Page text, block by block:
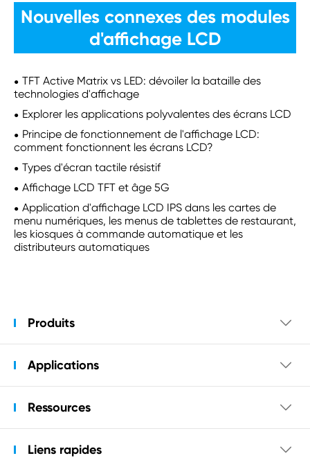
Nouvelles connexes des modules
d'affichage LCD
TFT Active Matrix vs LED: dévoiler la bataille des
technologies d'affichage
Explorer les applications polyvalentes des écrans LCD
Principe de fonctionnement de l'affichage LCD:
comment fonctionnent les écrans LCD?
Types d'écran tactile résistif
Affichage LCD TFT et âge 5G
Application d'affichage LCD IPS dans les cartes de
menu numériques, les menus de tablettes de restaurant,
les kiosques à commande automatique et les
distributeurs automatiques
Produits 
Applications 
Ressources 
Liens rapides 